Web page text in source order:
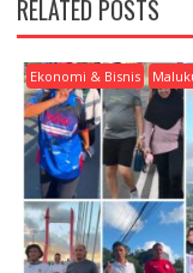
V
I
G
A
T
N
RELATED POSTS
Ekonomi & Bisnis